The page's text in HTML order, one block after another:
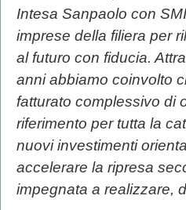
Intesa Sanpaolo con
imprese della filiera per
al futuro con fiducia.
anni abbiamo coinvolto
fatturato complessivo di
riferimento per tutta la
nuovi investimenti
accelerare la ripresa
impegnata a realizzare,